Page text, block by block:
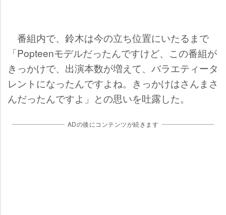
番組内で、鈴木は今の立ち位置にいたるまで
「Popteenモデルだったんですけど、この番組が
きっかけで、出演本数が増えて、バラエティータ
レントになったんですよね。きっかけはさんまさ
んだったんですよ」との思いを吐露した。
ADの後にコンテンツが続きます